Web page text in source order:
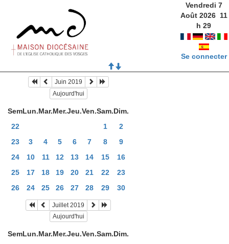
Vendredi 7
Août 2026 11
h29
Se connecter
Juin 2019
Aujourd'hui
SemLun.Mar.Mer.Jeu.Ven.Sam.Dim.
22
1
2
23
3 4 5 6 7 8
9
24
10 11 12 13 14 15
16
25
17 18 19 20 21 22
23
26
24 25 26 27 28 29 30
Juillet 2019
Aujourd'hui
SemLun.Mar.Mer.Jeu.Ven.Sam.Dim.